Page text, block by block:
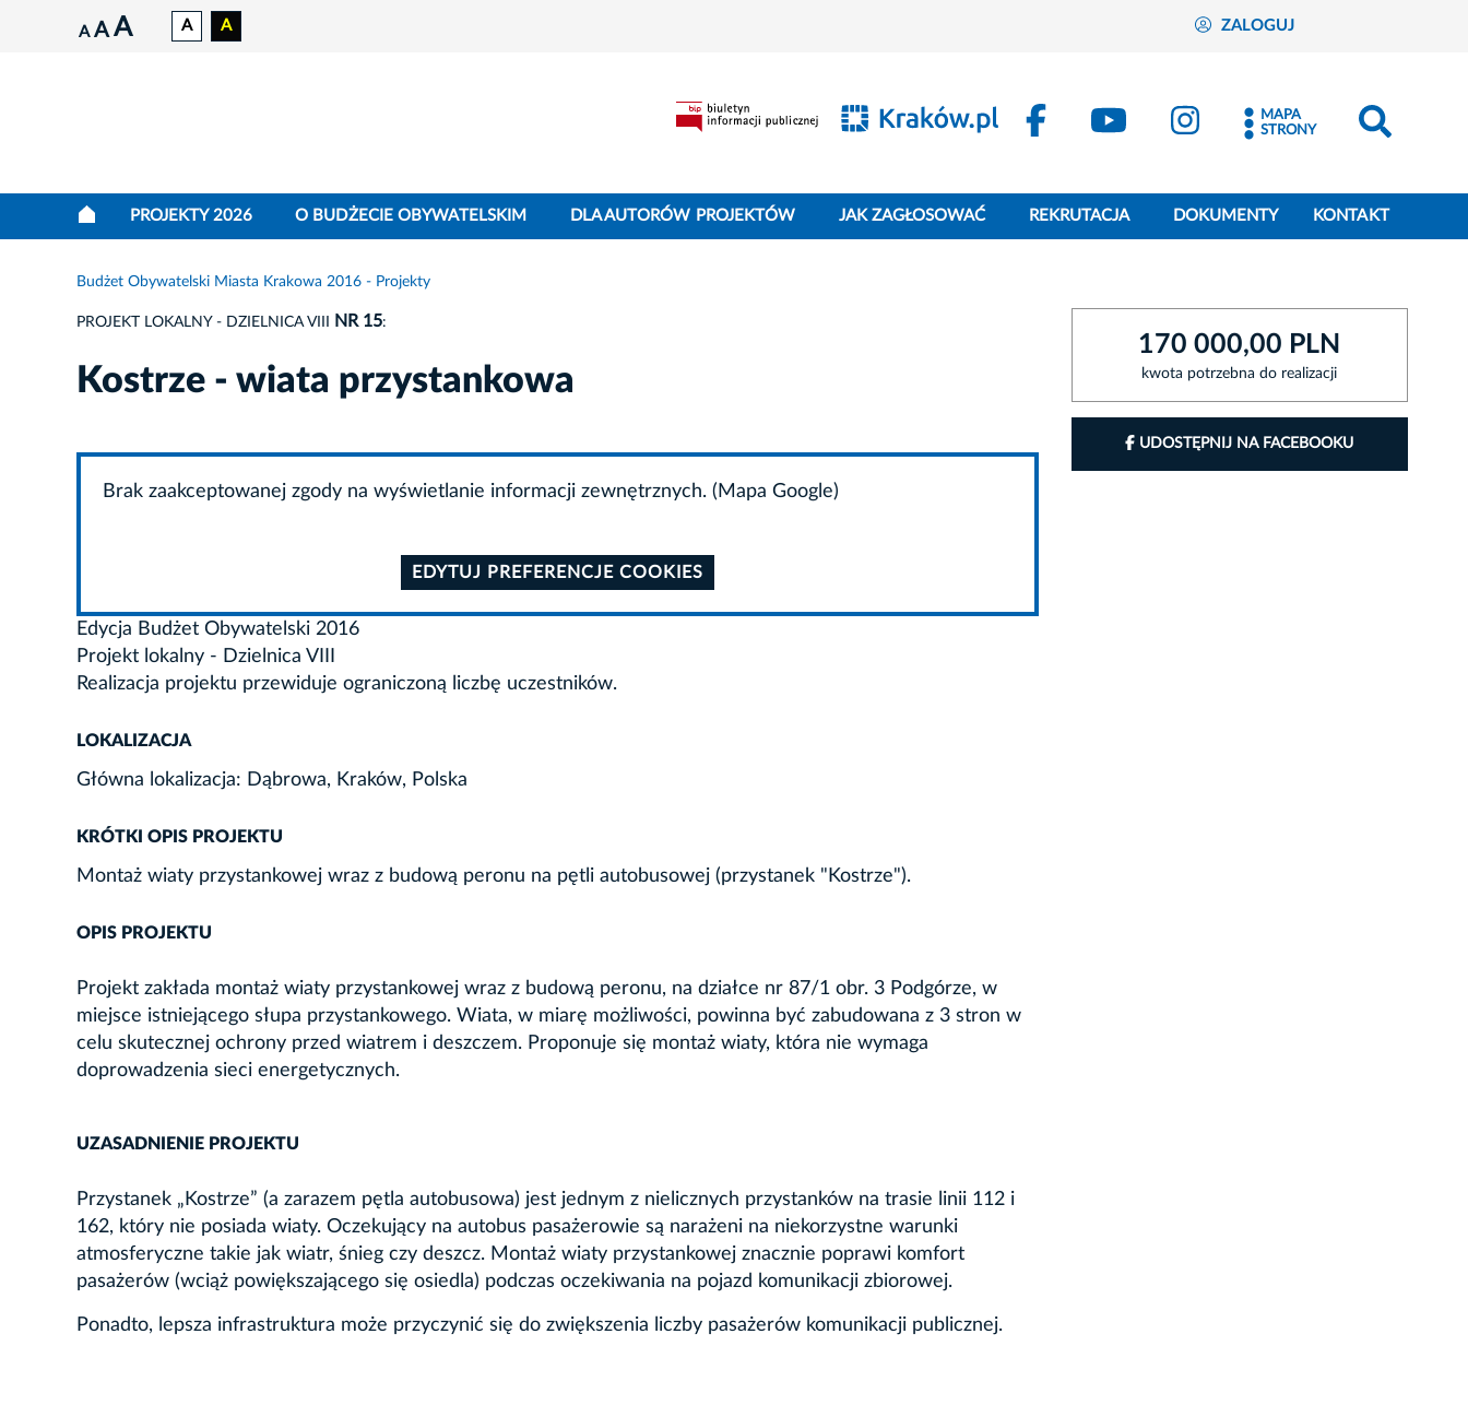
A A A A A ZALOGUJ
MAPA
STRONY
PROJEKTY 2026 O BUDŻECIE OBYWATELSKIM DLA AUTORÓW PROJEKTÓW JAK ZAGŁOSOWAĆ REKRUTACJA DOKUMENTY KONTAKT
Budżet Obywatelski Miasta Krakowa 2016 - Projekty
PROJEKT LOKALNY - DZIELNICA VIII NR 15:
Kostrze - wiata przystankowa
Brak zaakceptowanej zgody na wyświetlanie informacji zewnętrznych. (Mapa Google)
EDYTUJ PREFERENCJE COOKIES
Edycja Budżet Obywatelski 2016
Projekt lokalny - Dzielnica VIII
Realizacja projektu przewiduje ograniczoną liczbę uczestników.
LOKALIZACJA
Główna lokalizacja: Dąbrowa, Kraków, Polska
KRÓTKI OPIS PROJEKTU
Montaż wiaty przystankowej wraz z budową peronu na pętli autobusowej (przystanek "Kostrze").
OPIS PROJEKTU
Projekt zakłada montaż wiaty przystankowej wraz z budową peronu, na działce nr 87/1 obr. 3 Podgórze, w
miejsce istniejącego słupa przystankowego. Wiata, w miarę możliwości, powinna być zabudowana z 3 stron w
celu skutecznej ochrony przed wiatrem i deszczem. Proponuje się montaż wiaty, która nie wymaga
doprowadzenia sieci energetycznych.
UZASADNIENIE PROJEKTU
Przystanek „Kostrze” (a zarazem pętla autobusowa) jest jednym z nielicznych przystanków na trasie linii 112 i
162, który nie posiada wiaty. Oczekujący na autobus pasażerowie są narażeni na niekorzystne warunki
atmosferyczne takie jak wiatr, śnieg czy deszcz. Montaż wiaty przystankowej znacznie poprawi komfort
pasażerów (wciąż powiększającego się osiedla) podczas oczekiwania na pojazd komunikacji zbiorowej.
Ponadto, lepsza infrastruktura może przyczynić się do zwiększenia liczby pasażerów komunikacji publicznej.
170 000,00 PLN
kwota potrzebna do realizacji
UDOSTĘPNIJ NA FACEBOOKU